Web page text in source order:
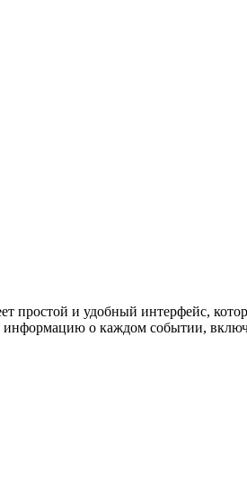
и удобный интерфейс,
о каждом событии,